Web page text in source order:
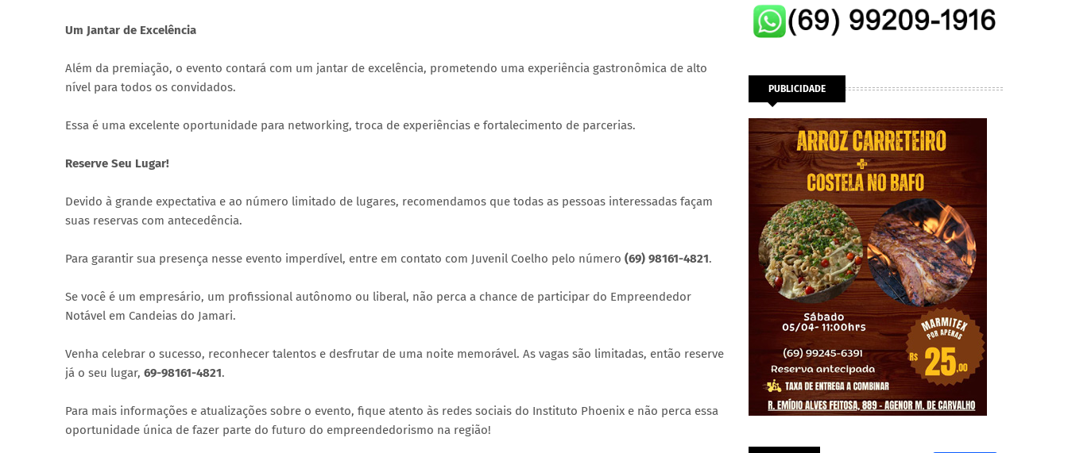
Um Jantar de Excelência
Além da premiação, o evento contará com um jantar de excelência, prometendo uma experiência gastronômica de alto
nível para todos os convidados.
Essa é uma excelente oportunidade para networking, troca de experiências e fortalecimento de parcerias.
Reserve Seu Lugar!
Devido à grande expectativa e ao número limitado de lugares, recomendamos que todas as pessoas interessadas façam
suas reservas com antecedência.
Para garantir sua presença nesse evento imperdível, entre em contato com Juvenil Coelho pelo número (69) 98161-4821.
Se você é um empresário, um profissional autônomo ou liberal, não perca a chance de participar do Empreendedor
Notável em Candeias do Jamari.
Venha celebrar o sucesso, reconhecer talentos e desfrutar de uma noite memorável. As vagas são limitadas, então reserve
já o seu lugar, 69-98161-4821.
Para mais informações e atualizações sobre o evento, fique atento às redes sociais do Instituto Phoenix e não perca essa
oportunidade única de fazer parte do futuro do empreendedorismo na região!
PUBLICIDADE